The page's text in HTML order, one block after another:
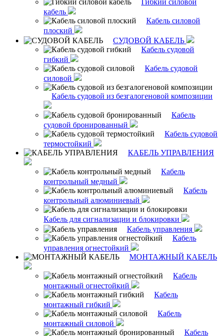
кабель
Кабель силовой
плоский
СУДОВОЙ КАБЕЛЬ
Кабель судовой
гибкий
Кабель судовой
силовой
Кабель судовой из безгалогеновой композиции
Кабель
судовой бронированный
Кабель судовой
термостойкий
КАБЕЛЬ УПРАВЛЕНИЯ
Кабель
контрольный медный
Кабель
контрольный алюминиевый
Кабель для сигнализации и блокировки
Кабель управления
Кабель
управления огнестойкий
МОНТАЖНЫЙ КАБЕЛЬ
Кабель
монтажный огнестойкий
Кабель
монтажный гибкий
Кабель
монтажный силовой
Кабель